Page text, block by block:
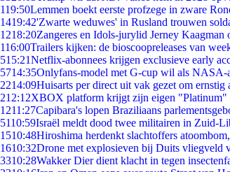
119:50Lemmen boekt eerste profzege in zware
1419:42'Zwarte weduwes' in Rusland trouwen
1218:20Zangeres en Idols-jurylid Jerney
116:00Trailers kijken: de bioscoopreleases van
515:21Netflix-abonnees krijgen exclusieve early
5714:35Onlyfans-model met G-cup wil als NASA-
2214:09Huisarts per direct uit vak gezet om
212:12XBOX platform krijgt zijn eigen "Platinum"
1211:27Capibara's lopen Braziliaans
5110:59Israël meldt dood twee militairen in Zuid-
1510:48Hiroshima herdenkt slachtoffers
1610:32Drone met explosieven bij Duits vliegveld
3310:28Wakker Dier dient klacht in tegen